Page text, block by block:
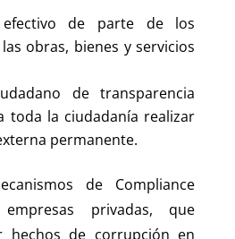
efectivo de parte de los
obras, bienes y servicios
de transparencia
toda la ciudadanía realizar
permanente.
de Compliance
privadas, que
hechos de corrupción en